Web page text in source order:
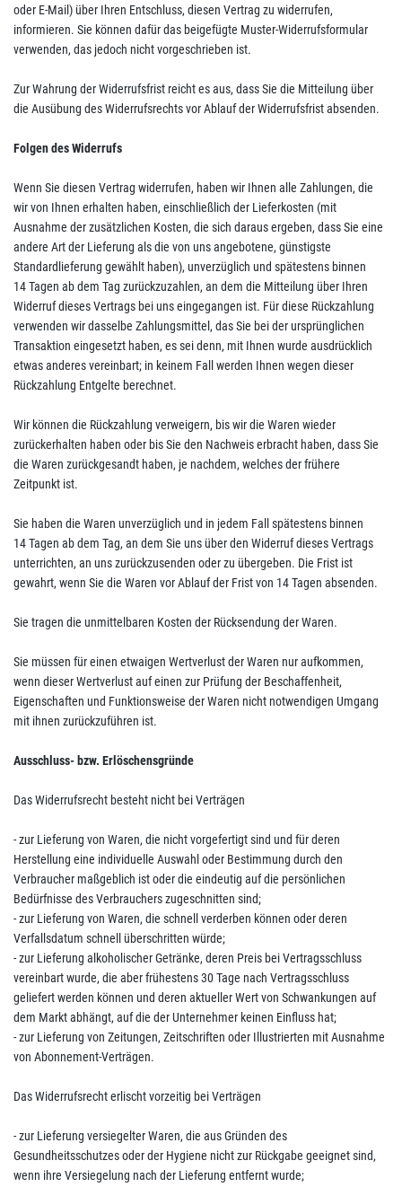
oder E-Mail) über Ihren Entschluss, diesen Vertrag zu widerrufen,
informieren. Sie können dafür das beigefügte Muster-Widerrufsformular
verwenden, das jedoch nicht vorgeschrieben ist.
Zur Wahrung der Widerrufsfrist reicht es aus, dass Sie die Mitteilung über
die Ausübung des Widerrufsrechts vor Ablauf der Widerrufsfrist absenden.
Folgen des Widerrufs
Wenn Sie diesen Vertrag widerrufen, haben wir Ihnen alle Zahlungen, die
wir von Ihnen erhalten haben, einschließlich der Lieferkosten (mit
Ausnahme der zusätzlichen Kosten, die sich daraus ergeben, dass Sie eine
andere Art der Lieferung als die von uns angebotene, günstigste
Standardlieferung gewählt haben), unverzüglich und spätestens binnen
14Tagen ab dem Tag zurückzuzahlen, an dem die Mitteilung über Ihren
Widerruf dieses Vertrags bei uns eingegangen ist. Für diese Rückzahlung
verwenden wir dasselbe Zahlungsmittel, das Sie bei der ursprünglichen
Transaktion eingesetzt haben, es sei denn, mit Ihnen wurde ausdrücklich
etwas anderes vereinbart; in keinem Fall werden Ihnen wegen dieser
Rückzahlung Entgelte berechnet.
Wir können die Rückzahlung verweigern, bis wir die Waren wieder
zurückerhalten haben oder bis Sie den Nachweis erbracht haben, dass Sie
die Waren zurückgesandt haben, je nachdem, welches der frühere
Zeitpunkt ist.
Sie haben die Waren unverzüglich und in jedem Fall spätestens binnen
14Tagen ab dem Tag, an dem Sie uns über den Widerruf dieses Vertrags
unterrichten, an unszurückzusenden oder zu übergeben. Die Frist ist
gewahrt, wenn Sie die Waren vor Ablauf der Frist von 14 Tagen absenden.
Sie tragen die unmittelbaren Kosten der Rücksendung der Waren.
Sie müssen für einen etwaigen Wertverlust der Waren nur aufkommen,
wenn dieser Wertverlust auf einen zur Prüfung der Beschaffenheit,
Eigenschaften und Funktionsweise der Waren nicht notwendigen Umgang
mit ihnen zurückzuführen ist.
Ausschluss- bzw. Erlöschensgründe
Das Widerrufsrecht besteht nicht bei Verträgen
- zur Lieferung von Waren, die nicht vorgefertigt sind und für deren
Herstellung eine individuelle Auswahl oder Bestimmung durch den
Verbraucher maßgeblich ist oder die eindeutig auf die persönlichen
Bedürfnisse des Verbrauchers zugeschnitten sind;
- zur Lieferung von Waren, die schnell verderben können oder deren
Verfallsdatum schnell überschritten würde;
- zur Lieferung alkoholischer Getränke, deren Preis bei Vertragsschluss
vereinbart wurde, die aber frühestens 30 Tage nach Vertragsschluss
geliefert werden können und deren aktueller Wert von Schwankungen auf
dem Markt abhängt, auf die der Unternehmer keinen Einfluss hat;
- zur Lieferung von Zeitungen, Zeitschriften oder Illustrierten mit Ausnahme
von Abonnement-Verträgen.
Das Widerrufsrecht erlischt vorzeitig bei Verträgen
- zur Lieferung versiegelter Waren, die aus Gründen des
Gesundheitsschutzes oder der Hygiene nicht zur Rückgabe geeignet sind,
wenn ihre Versiegelung nach der Lieferung entfernt wurde;